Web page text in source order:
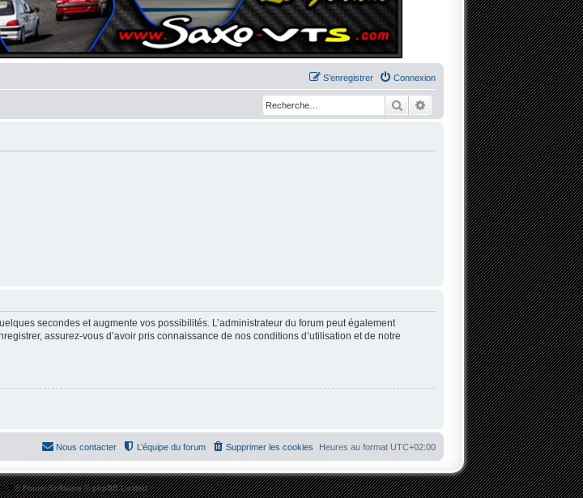
Connexion
S’enregistrer
RechercherRecherche avancée
secondes et augmente vos possibilités. L’administrateur du forum peut également
assurez-vous d’avoir pris connaissance de nos conditions d’utilisation et de notre
Heures au format UTC+02:00
Supprimer les cookies
L’équipe du forum
Nous contacter
® Forum Software © phpBB Limited